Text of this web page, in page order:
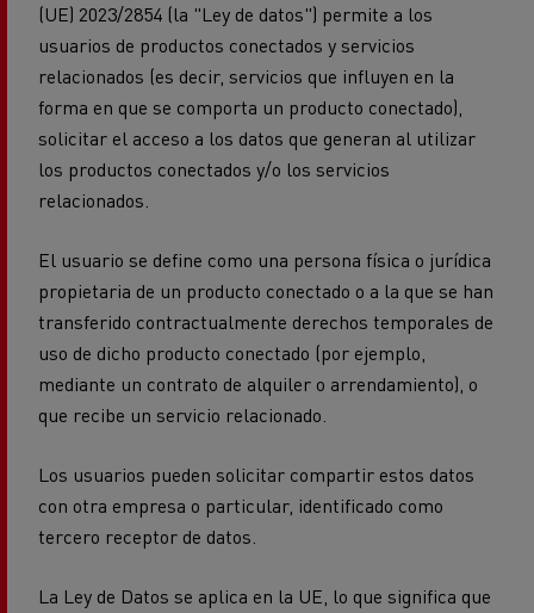
(UE) 2023/2854 (la "Ley de datos") permite a los
usuarios de productos conectados y servicios
relacionados (es decir, servicios que influyen en la
forma en que se comporta un producto conectado),
solicitar el acceso a los datos que generan al utilizar
los productos conectados y/o los servicios
relacionados.
El usuario se define como una persona física o jurídica
propietaria de un producto conectado o a la que se han
transferido contractualmente derechos temporales de
uso de dicho producto conectado (por ejemplo,
mediante un contrato de alquiler o arrendamiento), o
que recibe un servicio relacionado.
Los usuarios pueden solicitar compartir estos datos
con otra empresa o particular, identificado como
tercero receptor de datos.
La Ley de Datos se aplica en la UE, lo que significa que